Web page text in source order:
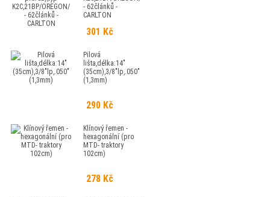
- 62článků -
CARLTON
301 Kč
Pilová
lišta,délka:14"
(35cm),3/8"lp,.050"
(1,3mm)
290 Kč
Klínový řemen -
hexagonální (pro
MTD- traktory
102cm)
278 Kč